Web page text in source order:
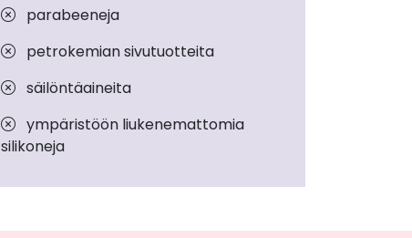
parabeeneja
petrokemian sivutuotteita
säilöntäaineita
ympäristöön liukenemattomia
silikoneja